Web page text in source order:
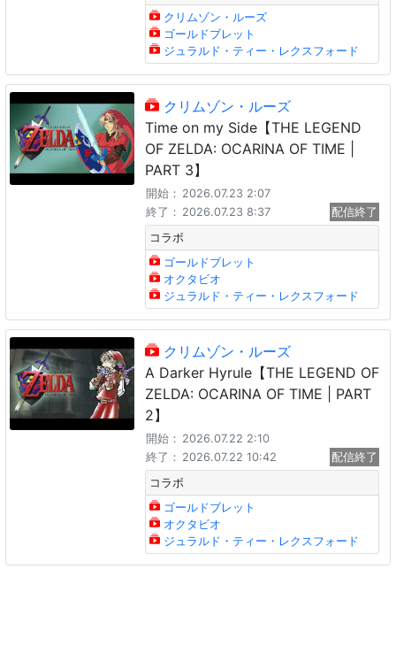
クリムゾン・ルーズ
ゴールドブレット
ジュラルド・ティー・レクスフォード
クリムゾン・ルーズ
Time on my Side【THE LEGEND
OF ZELDA: OCARINA OF TIME |
PART 3】
開始： 2026.07.23 2:07
終了： 2026.07.23 8:37
配信終了
コラボ
ゴールドブレット
オクタビオ
ジュラルド・ティー・レクスフォード
クリムゾン・ルーズ
A Darker Hyrule【THE LEGEND OF
ZELDA: OCARINA OF TIME | PART
2】
開始： 2026.07.22 2:10
終了： 2026.07.22 10:42
配信終了
コラボ
ゴールドブレット
オクタビオ
ジュラルド・ティー・レクスフォード